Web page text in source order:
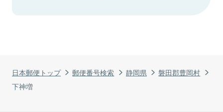
日本郵便トップ 郵便番号検索 静岡県
磐田郡豊岡村
下神増